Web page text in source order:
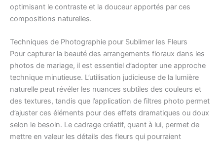
optimisant le contraste et la douceur apportés par ces
compositions naturelles.
Techniques de Photographie pour Sublimer les Fleurs
Pour capturer la beauté des arrangements floraux dans les
photos de mariage, il est essentiel d’adopter une approche
technique minutieuse. L’utilisation judicieuse de la lumière
naturelle peut révéler les nuances subtiles des couleurs et
des textures, tandis que l’application de filtres photo permet
d’ajuster ces éléments pour des effets dramatiques ou doux
selon le besoin. Le cadrage créatif, quant à lui, permet de
mettre en valeur les détails des fleurs qui pourraient